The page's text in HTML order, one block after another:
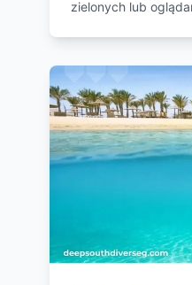
zielonych lub